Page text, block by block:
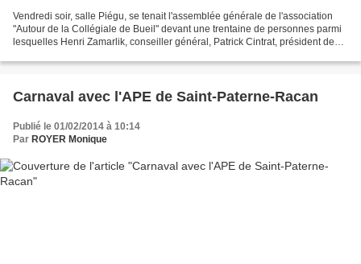
Vendredi soir, salle Piégu, se tenait l'assemblée générale de l'association
"Autour de la Collégiale de Bueil" devant une trentaine de personnes parmi
lesquelles Henri Zamarlik, conseiller général, Patrick Cintrat, président de
Carnaval avec l'APE de Saint-Paterne-Racan
Publié le 01/02/2014 à 10:14
Par ROYER Monique